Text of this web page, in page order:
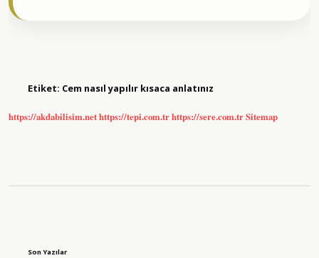
Etiket: Cem nasıl yapılır kısaca anlatınız
https://akdabilisim.nethttps://tepi.com.trhttps://sere.com.trSitemap
Son Yazılar